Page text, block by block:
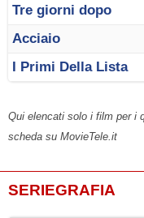
Tre giorni dopo
Acciaio
I Primi Della Lista
Qui elencati solo i film per i
scheda su MovieTele.it
SERIEGRAFIA